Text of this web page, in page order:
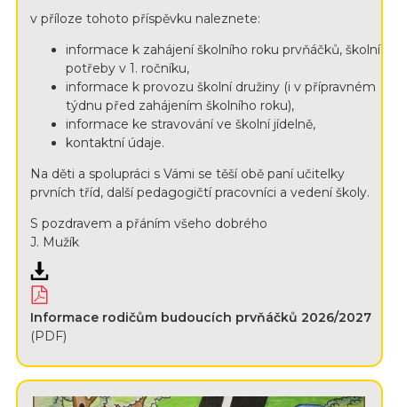
v příloze tohoto příspěvku naleznete:
informace k zahájení školního roku prvňáčků, školní
potřeby v 1. ročníku,
informace k provozu školní družiny (i v přípravném
týdnu před zahájením školního roku),
informace ke stravování ve školní jídelně,
kontaktní údaje.
Na děti a spolupráci s Vámi se těší obě paní učitelky
prvních tříd, další pedagogičtí pracovníci a vedení školy.
S pozdravem a přáním všeho dobrého
J. Mužík
Informace rodičům budoucích prvňáčků 2026/2027
(PDF)